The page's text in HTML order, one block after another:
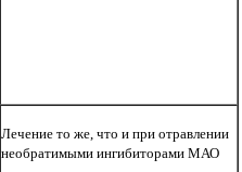
Лечение то же, что и при отравлении
необратимыми ингибиторами МАО